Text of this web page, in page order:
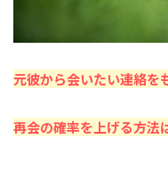
元彼から会いたい連絡を
再会の確率を上げる方法